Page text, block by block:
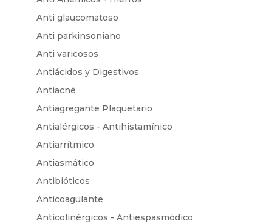
Anti glaucomatoso
Anti parkinsoniano
Anti varicosos
Antiácidos y Digestivos
Antiacné
Antiagregante Plaquetario
Antialérgicos - Antihistamínico
Antiarrítmico
Antiasmático
Antibióticos
Anticoagulante
Anticolinérgicos - Antiespasmódico